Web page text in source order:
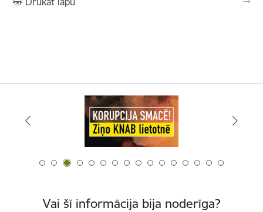
Vai šī informācija bija noderīga?